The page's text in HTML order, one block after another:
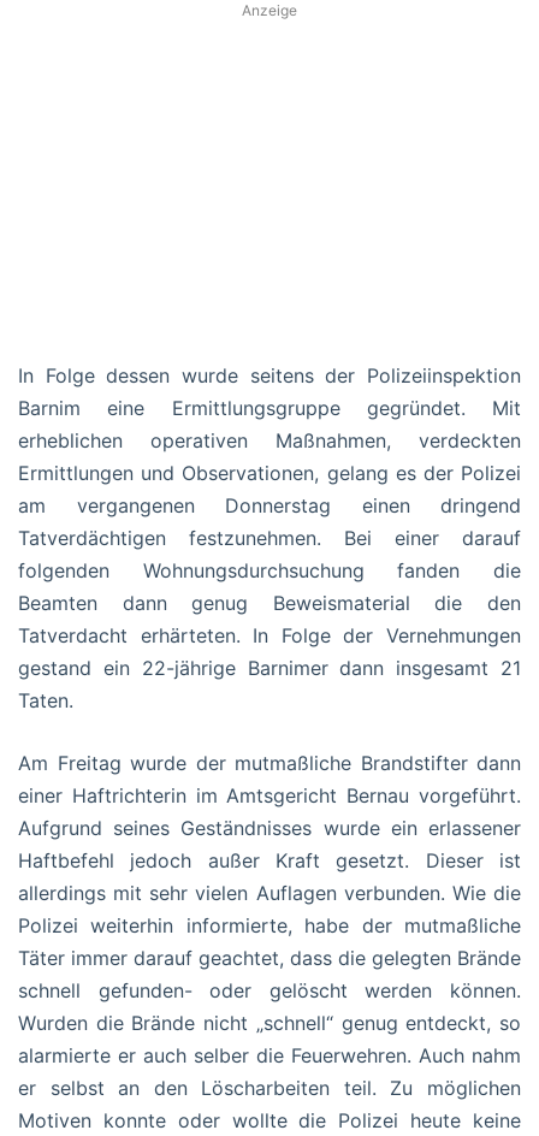
Anzeige
In Folge dessen wurde seitens der Polizeiinspektion
Barnim eine Ermittlungsgruppe gegründet. Mit
erheblichen operativen Maßnahmen, verdeckten
Ermittlungen und Observationen, gelang es der Polizei
am vergangenen Donnerstag einen dringend
Tatverdächtigen festzunehmen. Bei einer darauf
folgenden Wohnungsdurchsuchung fanden die
Beamten dann genug Beweismaterial die den
Tatverdacht erhärteten. In Folge der Vernehmungen
gestand ein 22-jährige Barnimer dann insgesamt 21
Taten.
Am Freitag wurde der mutmaßliche Brandstifter dann
einer Haftrichterin im Amtsgericht Bernau vorgeführt.
Aufgrund seines Geständnisses wurde ein erlassener
Haftbefehl jedoch außer Kraft gesetzt. Dieser ist
allerdings mit sehr vielen Auflagen verbunden. Wie die
Polizei weiterhin informierte, habe der mutmaßliche
Täter immer darauf geachtet, dass die gelegten Brände
schnell gefunden- oder gelöscht werden können.
Wurden die Brände nicht „schnell“ genug entdeckt, so
alarmierte er auch selber die Feuerwehren. Auch nahm
er selbst an den Löscharbeiten teil. Zu möglichen
Motiven konnte oder wollte die Polizei heute keine